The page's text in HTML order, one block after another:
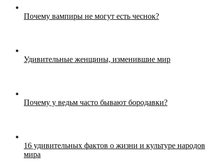
Почему вампиры не могут есть чеснок?
Удивительные женщины, изменившие мир
Почему у ведьм часто бывают бородавки?
16 удивительных фактов о жизни и культуре народов
мира